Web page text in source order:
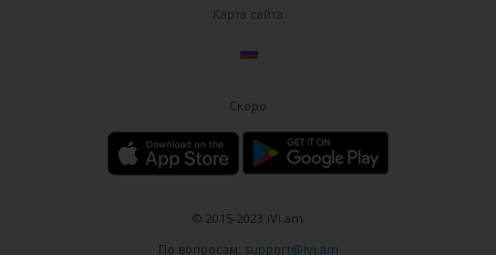
Карта сайта
Скоро
© 2015-2023 iVi.am
По вопросам: support@ivi.am